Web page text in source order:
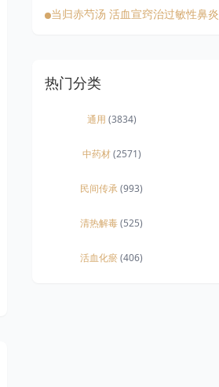
当归赤芍汤 活血宣窍治过敏性鼻炎
热门分类
通用 (3834)
中药材(2571)
民间传承(993)
清热解毒(525)
活血化瘀(406)